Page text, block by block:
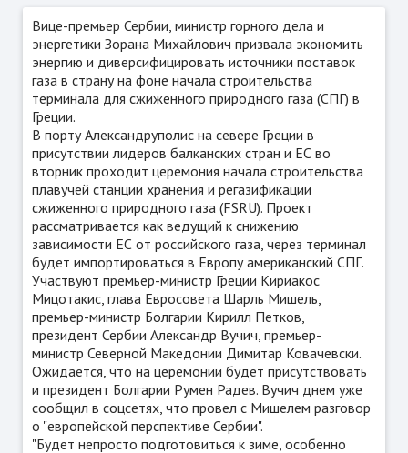
Вице-премьер Сербии, министр горного дела и
энергетики Зорана Михайлович призвала экономить
энергию и диверсифицировать источники поставок
газа в страну на фоне начала строительства
терминала для сжиженного природного газа (СПГ) в
Греции.
В порту Александруполис на севере Греции в
присутствии лидеров балканских стран и ЕС во
вторник проходит церемония начала строительства
плавучей станции хранения и регазификации
сжиженного природного газа (FSRU). Проект
рассматривается как ведущий к снижению
зависимости ЕС от российского газа, через терминал
будет импортироваться в Европу американский СПГ.
Участвуют премьер-министр Греции Кириакос
Мицотакис, глава Евросовета Шарль Мишель,
премьер-министр Болгарии Кирилл Петков,
президент Сербии Александр Вучич, премьер-
министр Северной Македонии Димитар Ковачевски.
Ожидается, что на церемонии будет присутствовать
и президент Болгарии Румен Радев. Вучич днем уже
сообщил в соцсетях, что провел с Мишелем разговор
о "европейской перспективе Сербии".
"Будет непросто подготовиться к зиме, особенно